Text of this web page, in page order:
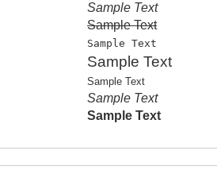
Sample Text
Sample Text
Sample Text
Sample Text
Sample Text
Sample Text
Sample Text